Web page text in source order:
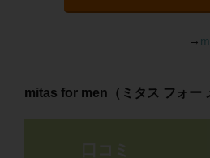
→
mitas for men（ミタス フォー